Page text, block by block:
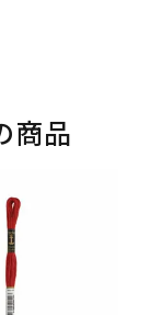
商品